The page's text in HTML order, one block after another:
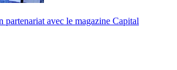
partenariat avec le magazine Capital